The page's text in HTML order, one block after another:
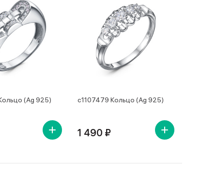
(Ag 925) с1107479 Кольцо (Ag 925)
1 490 ₽